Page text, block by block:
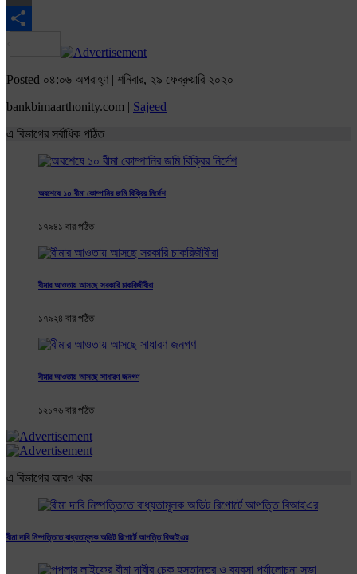
Email
Share
Posted ০৪:০৬ অপরাহ্ণ | শনিবার, ২৯ ফেব্রুয়ারি ২০২০
bankbimaarthonity.com | Sajeed
এ বিভাগের সর্বাধিক পঠিত
অবশেষে ১০ বীমা কোম্পানির জমি বিক্রির নির্দেশ
১৭৯৪১ বার পঠিত
বীমার আওতায় আসছে সরকারি চাকরিজীবীরা
১৭৯২৪ বার পঠিত
বীমার আওতায় আসছে সাধারণ জনগণ
১২১৭৬ বার পঠিত
এ বিভাগের আরও খবর
বীমা দাবি নিষ্পত্তিতে বাধ্যতামূলক অডিট রিপোর্টে আপত্তি বিআইএর